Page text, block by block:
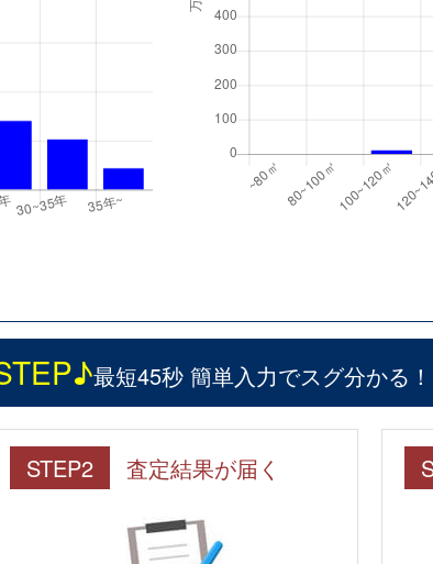
最短45秒 簡単入力でスグ分かる！
STEP2 査定結果が届く